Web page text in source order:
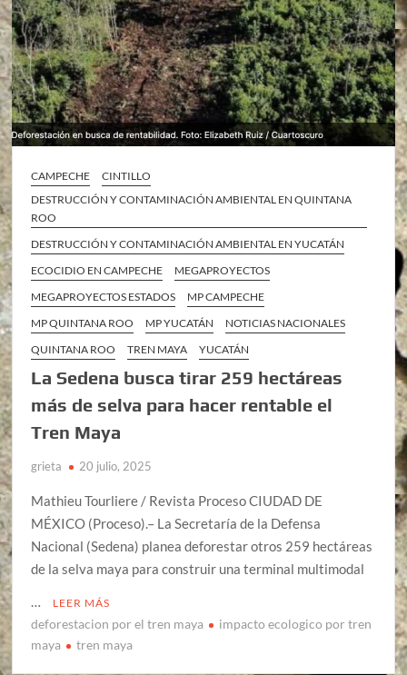
CAMPECHE
CINTILLO
DESTRUCCIÓN Y CONTAMINACIÓN AMBIENTAL EN QUINTANA
ROO
DESTRUCCIÓN Y CONTAMINACIÓN AMBIENTAL EN YUCATÁN
ECOCIDIO EN CAMPECHE
MEGAPROYECTOS
MEGAPROYECTOS ESTADOS
MP CAMPECHE
MP QUINTANA ROO
MP YUCATÁN
NOTICIAS NACIONALES
QUINTANA ROO
TREN MAYA YUCATÁN
La Sedena busca tirar 259 hectáreas
más de selva para hacer rentable el
Tren Maya
grieta 20 julio, 2025
Mathieu Tourliere / Revista Proceso CIUDAD DE
MÉXICO (Proceso).– La Secretaría de la Defensa
Nacional (Sedena) planea deforestar otros 259 hectáreas
de la selva maya para construir una terminal multimodal
…
LEER MÁS
deforestacion por el tren maya
impacto ecologico por tren
maya
tren maya